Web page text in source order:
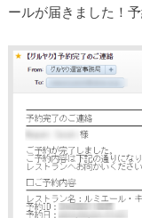
ールが届きました！